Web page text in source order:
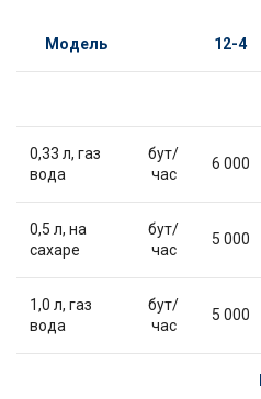
Модель 12-4
0,33 л, газ
вода
бут/
час
6 000
0,5 л, на
сахаре
бут/
час
5 000
1,0 л, газ
вода
бут/
час
5 000